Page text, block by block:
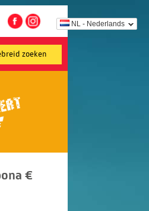
NL - Nederlands
zoeken
€